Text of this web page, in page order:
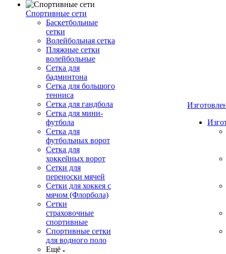
Спортивные сети
Баскетбольные
сетки
Волейбольная сетка
Пляжные сетки
волейбольные
Сетка для
бадминтона
Сетка для большого
тенниса
Сетка для гандбола
Сетка для мини-
футбола
Сетка для
футбольных ворот
Сетка для
хоккейных ворот
Сетки для
переноски мячей
Сетки для хоккея с
мячом (Флорбола)
Сетки
страховочные
спортивные
Спортивные сетки
для водного поло
Ещё